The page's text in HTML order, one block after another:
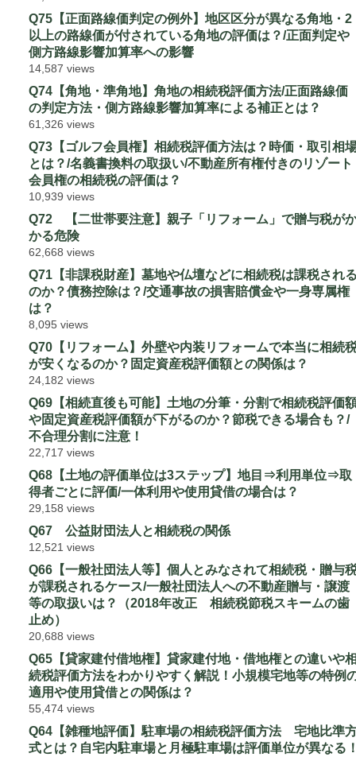
Q75【正面路線価判定の例外】地区区分が異なる角地・2
以上の路線価が付されている角地の評価は？/正面判定や
側方路線影響加算率への影響
14,587 views
Q74【角地・準角地】角地の相続税評価方法/正面路線価
の判定方法・側方路線影響加算率による補正とは？
61,326 views
Q73【ゴルフ会員権】相続税評価方法は？時価・取引相
とは？/名義書換料の取扱い/不動産所有権付きのリゾート
会員権の相続税の評価は？
10,939 views
Q72 【二世帯要注意】親子「リフォーム」で贈与税が
かる危険
62,668 views
Q71【非課税財産】墓地や仏壇などに相続税は課税され
のか？債務控除は？/交通事故の損害賠償金や一身専属権
は？
8,095 views
Q70【リフォーム】外壁や内装リフォームで本当に相続
が安くなるのか？固定資産税評価額との関係は？
24,182 views
Q69【相続直後も可能】土地の分筆・分割で相続税評価
や固定資産税評価額が下がるのか？節税できる場合も？/
不合理分割に注意！
22,717 views
Q68【土地の評価単位は3ステップ】地目⇒利用単位⇒取
得者ごとに評価/一体利用や使用貸借の場合は？
29,158 views
Q67 公益財団法人と相続税の関係
12,521 views
Q66【一般社団法人等】個人とみなされて相続税・贈与
が課税されるケース/一般社団法人への不動産贈与・譲渡
等の取扱いは？（2018年改正 相続税節税スキームの歯
止め）
20,688 views
Q65【貸家建付借地権】貸家建付地・借地権との違いや
続税評価方法をわかりやすく解説！小規模宅地等の特例
適用や使用貸借との関係は？
55,474 views
Q64【雑種地評価】駐車場の相続税評価方法 宅地比準
式とは？自宅内駐車場と月極駐車場は評価単位が異なる